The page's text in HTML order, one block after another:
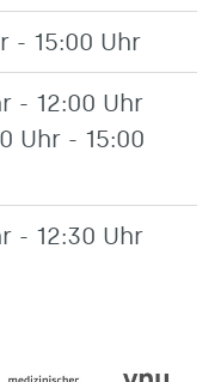
- 15:00 Uhr
- 12:00 Uhr
Uhr - 15:00
- 12:30 Uhr